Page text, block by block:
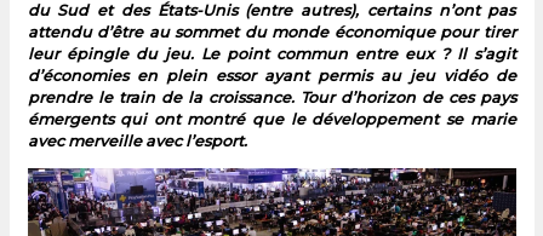
du Sud et des États-Unis (entre autres), certains n’ont pas
attendu d’être au sommet du monde économique pour tirer
leur épingle du jeu. Le point commun entre eux ? Il s’agit
d’économies en plein essor ayant permis au jeu vidéo de
prendre le train de la croissance. Tour d’horizon de ces pays
émergents qui ont montré que le développement se marie
avec merveille avec l’esport.